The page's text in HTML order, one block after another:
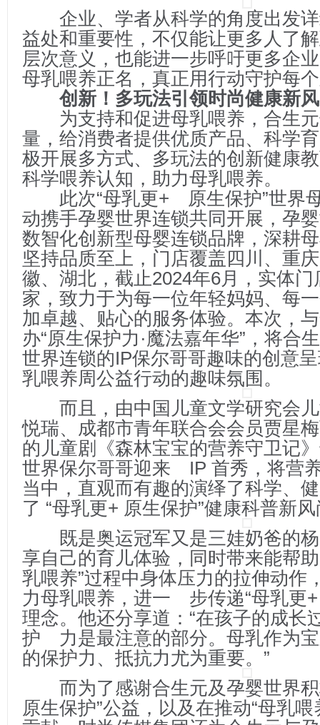
企业、学者从科学的角度出发详
益处和重要性，不仅能让更多人了
层次意义，也能进一步呼吁更多企
母乳喂养正名，真正用行动守护每
创新！多玩法引领时尚健康新
为支持和促进母乳喂养，合生元
量，给消费者提供优质产品、科学
极开展多方式、多玩法的创新健康
科学喂养认知，助力母乳喂养。
此次“母乳更+ 原生保护”世界
动携手孕婴世界连锁共同开展，孕
数智化创新型母婴连锁品牌，深耕
坚持品质至上，门店覆盖四川、重
徽、湖北，截止2024年6月，实体
家，致力于为每一位年轻妈妈、每
加卓越、贴心的服务体验。本次，
办“原生保护力·魔法嘉年华”，将
世界连锁的IP保尔哥哥趣味的创意
乳喂养周公益行动的趣味氛围。
而且，由中国儿童文学研究会儿
悦瑞、成都市青年联合会会员贾星
的儿童剧《森林宝宝的营养守卫记
世界保尔哥哥迎来 IP 首秀，将营
当中，直观而有趣的演绎了科学、
了 “母乳更+ 原生保护”健康科普新
既是奥运冠军又是三娃奶爸的杨
享自己的育儿体验，同时带来能帮
乳喂养”过程中身体压力的拉伸动作
力母乳喂养，进一 步传递“母乳更+
理念。他还分享道：“在孩子的成长
护 力是最注意的部分。母乳作为
的保护力、抵抗力尤为重要。”
而为了感谢合生元及孕婴世界
原生保护”公益，以及在推动“母乳